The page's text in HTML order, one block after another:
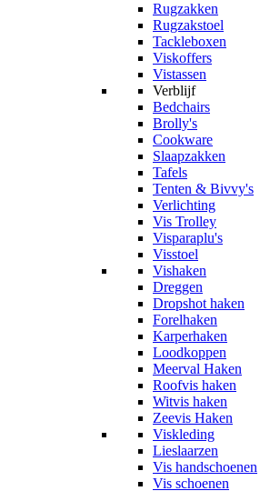
Rugzakken
Rugzakstoel
Tackleboxen
Viskoffers
Vistassen
Verblijf
Bedchairs
Brolly's
Cookware
Slaapzakken
Tafels
Tenten & Bivvy's
Verlichting
Vis Trolley
Visparaplu's
Visstoel
Vishaken
Dreggen
Dropshot haken
Forelhaken
Karperhaken
Loodkoppen
Meerval Haken
Roofvis haken
Witvis haken
Zeevis Haken
Viskleding
Lieslaarzen
Vis handschoenen
Vis schoenen